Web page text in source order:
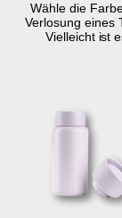
KOSTENLOSER
VERSAND
Wähle die
Verlosung eines
Vielleicht ist